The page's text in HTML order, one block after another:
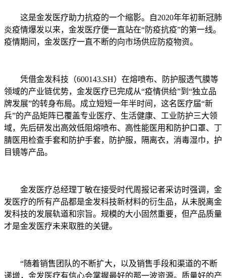
这是金发医疗助力抗疫的一个缩影。自2020年年初新冠肺
炎疫情爆发以来，金发医疗便一直站在“防疫抗疫”的第一线。
疫情期间，金发医疗一直不断的向市场供应防疫物资。
凭借金发科技（600143.SH）在熔喷布、防护服透气膜等
领域的产业链优势，金发医疗已完成从“疫情供给”到“独立品
牌发展”的转身布局。成立短短一年半时间，这名医疗届“新
兵”的产品矩阵已覆盖专业医疗、生活健康、工业防护三大领
域，先后研发出高效低阻熔喷布、高性能医用和防护口罩、丁
腈医用检查手套和防护手套，防护服，隔离衣，消毒湿巾，护
目镜等产品。
金发医疗总经理丁敏在接受时代周报记者采访时强调，金
发医疗的所有产品都是金发科技新材料的衍生品，从未脱离金
发科技的发展轨道和宗旨。规模的大小固然重要，但产品质量
才是金发医疗未来取胜的关键。
“随着销售团队的不断扩大，以及销售手段和渠道的不断
递增，金发医疗有信心会掌握最好的那一波资源。质量好的产